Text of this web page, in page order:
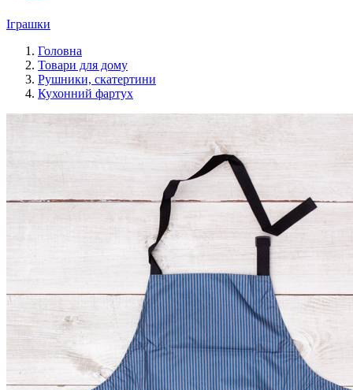
Іграшки
Головна
Товари для дому
Рушники, скатертини
Кухонний фартух